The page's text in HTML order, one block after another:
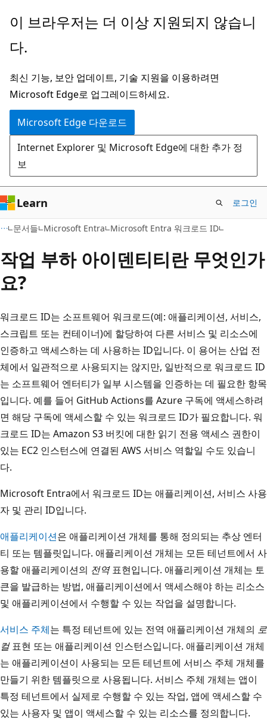
주
콘
츠
로
건
너
뛰
기
이 브라우저는 더 이상 지원되지 않습니
다.
최신 기능, 보안 업데이트, 기술 지원을 이용하려면
Microsoft Edge로 업그레이드하세요.
Microsoft Edge 다운로드
Internet Explorer 및 Microsoft Edge에 대한 추가 정
보
Learn 로그인
문서들 Microsoft Entra Microsoft Entra 워크로드 ID
작업 부하 아이덴티티란 무엇인가
요?
워크로드 ID는 소프트웨어 워크로드(예: 애플리케이션, 서비스,
스크립트 또는 컨테이너)에 할당하여 다른 서비스 및 리소스에
인증하고 액세스하는 데 사용하는 ID입니다. 이 용어는 산업 전
체에서 일관적으로 사용되지는 않지만, 일반적으로 워크로드 ID
는 소프트웨어 엔터티가 일부 시스템을 인증하는 데 필요한 항목
입니다. 예를 들어 GitHub Actions를 Azure 구독에 액세스하려
면 해당 구독에 액세스할 수 있는 워크로드 ID가 필요합니다. 워
크로드 ID는 Amazon S3 버킷에 대한 읽기 전용 액세스 권한이
있는 EC2 인스턴스에 연결된 AWS 서비스 역할일 수도 있습니
다.
Microsoft Entra에서 워크로드 ID는 애플리케이션, 서비스 사용
자 및 관리 ID입니다.
애플리케이션은 애플리케이션 개체를 통해 정의되는 추상 엔터
티 또는 템플릿입니다. 애플리케이션 개체는 모든 테넌트에서 사
용할 애플리케이션의 전역표현입니다. 애플리케이션 개체는 토
큰을 발급하는 방법, 애플리케이션에서 액세스해야 하는 리소스
및 애플리케이션에서 수행할 수 있는 작업을 설명합니다.
서비스 주체는 특정 테넌트에 있는 전역 애플리케이션 개체의 로
컬표현 또는 애플리케이션 인스턴스입니다. 애플리케이션 개체
는 애플리케이션이 사용되는 모든 테넌트에 서비스 주체 개체를
만들기 위한 템플릿으로 사용됩니다. 서비스 주체 개체는 앱이
특정 테넌트에서 실제로 수행할 수 있는 작업, 앱에 액세스할 수
있는 사용자 및 앱이 액세스할 수 있는 리소스를 정의합니다.